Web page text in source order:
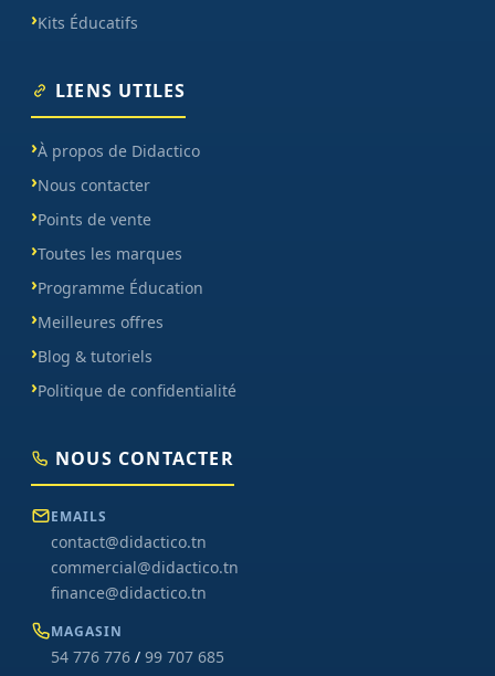
Kits Éducatifs
LIENS UTILES
À propos de Didactico
Nous contacter
Points de vente
Toutes les marques
Programme Éducation
Meilleures offres
Blog & tutoriels
Politique de confidentialité
NOUS CONTACTER
EMAILS
contact@didactico.tn
commercial@didactico.tn
finance@didactico.tn
MAGASIN
54 776 776 / 99 707 685